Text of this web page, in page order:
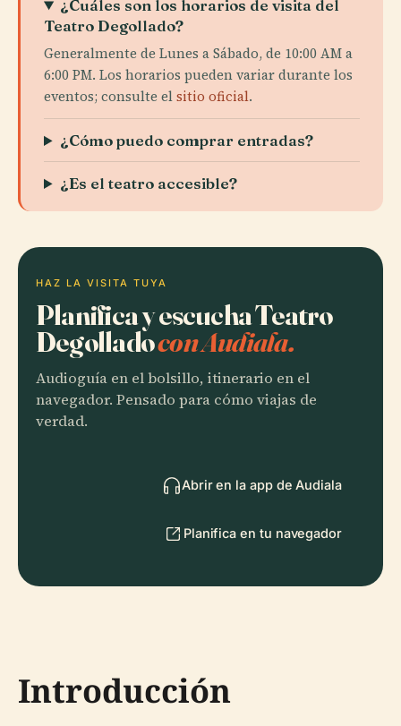
¿Cuáles son los horarios de visita del
Teatro Degollado?
Generalmente de Lunes a Sábado, de 10:00 AM a
6:00 PM. Los horarios pueden variar durante los
eventos; consulte elsitio oficial.
¿Cómo puedo comprar entradas?
¿Es el teatro accesible?
HAZ LA VISITA TUYA
Planifica y escucha Teatro
Degolladocon Audiala.
Audioguía en el bolsillo, itinerario en el
navegador. Pensado para cómo viajas de
verdad.
Abrir en la app de Audiala
Planifica en tu navegador
Introducción